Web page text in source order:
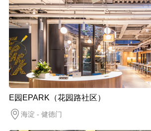
E园EPARK（花园路社区）
海淀 - 健德门